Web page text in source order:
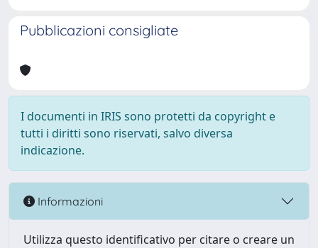
Pubblicazioni consigliate
I documenti in IRIS sono protetti da copyright e
tutti i diritti sono riservati, salvo diversa
indicazione.
Informazioni
Utilizza questo identificativo per citare o creare un